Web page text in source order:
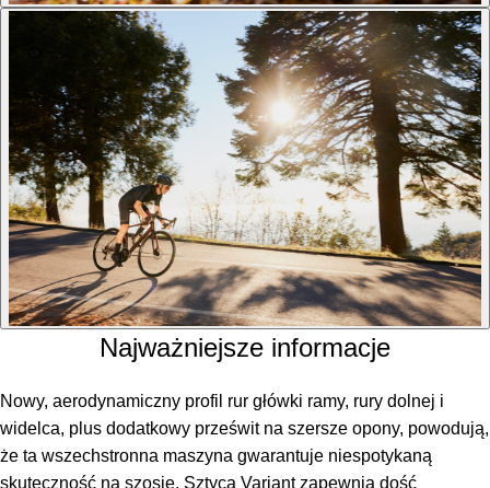
Najważniejsze informacje
Nowy, aerodynamiczny profil rur główki ramy, rury dolnej i
widelca, plus dodatkowy prześwit na szersze opony, powodują,
że ta wszechstronna maszyna gwarantuje niespotykaną
skuteczność na szosie. Sztyca Variant zapewnia dość